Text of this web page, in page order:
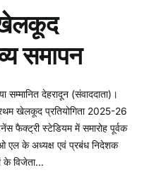
समापन
सम्मानित देहरादून (संवाददाता)।
खेलकूद प्रतियोगिता 2025-26
फैक्ट्री स्टेडियम में समारोह पूर्वक
एल के अध्‍यक्ष एवं प्रबंध निदेशक
के विजेता…